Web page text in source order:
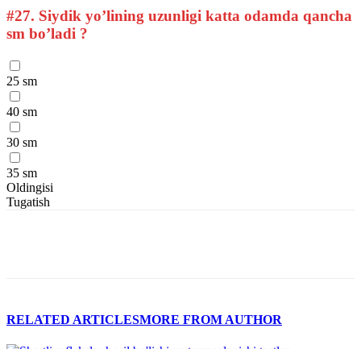
#27. Siydik yo’lining uzunligi katta odamda qancha
sm bo’ladi ?
25 sm
40 sm
30 sm
35 sm
Oldingisi
Tugatish
RELATED ARTICLESMORE FROM AUTHOR